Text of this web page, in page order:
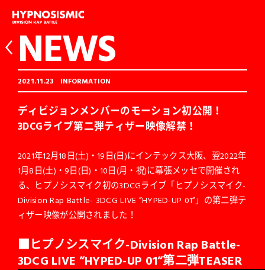
NEWS
2021.11.23 INFORMATION
ディビジョンメンバーのモーション初公開！
3DCGライブ第二弾ティザー映像解禁！
2021年12月18日(土)・19日(日)にインテックス大阪、翌2022年
1月8日(土)・9日(日)・10日(月・祝)に幕張メッセで開催され
る、ヒプノシスマイク初の3DCGライブ「ヒプノシスマイク-
Division Rap Battle- 3DCG LIVE ”HYPED-UP 01”」の第二弾テ
ィザー映像が公開されました！
■ヒプノシスマイク-Division Rap Battle-
3DCG LIVE ”HYPED-UP 01”第二弾TEASER